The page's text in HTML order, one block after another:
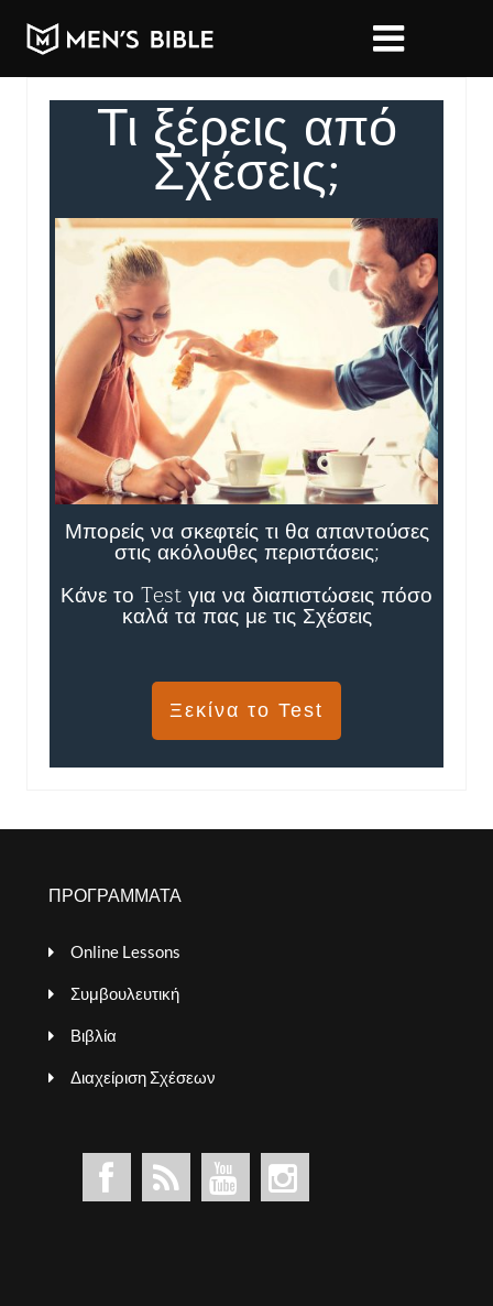
Τι ξέρεις από
Σχέσεις;
Μπορείς να σκεφτείς τι θα απαντούσες
στις ακόλουθες περιστάσεις;
Κάνε το Test για να διαπιστώσεις πόσο
καλά τα πας με τις Σχέσεις
Ξεκίνα το Test
ΠΡΟΓΡΑΜΜΑΤΑ
Online Lessons
Συμβουλευτική
Βιβλία
Διαχείριση Σχέσεων